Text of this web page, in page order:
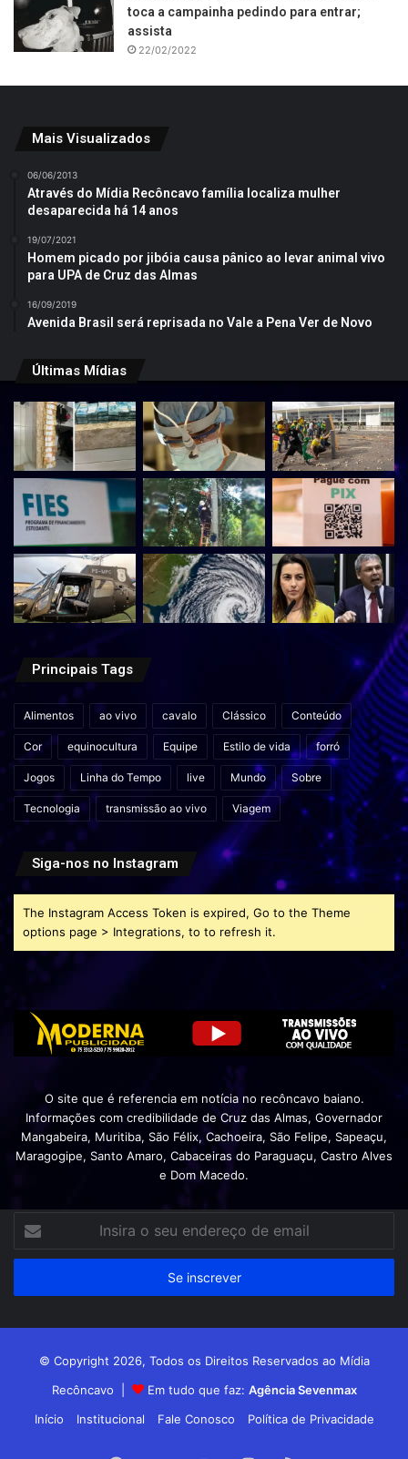
toca a campainha pedindo para entrar;
assista
22/02/2022
Mais Visualizados
06/06/2013
Através do Mídia Recôncavo família localiza mulher
desaparecida há 14 anos
19/07/2021
Homem picado por jibóia causa pânico ao levar animal vivo
para UPA de Cruz das Almas
16/09/2019
Avenida Brasil será reprisada no Vale a Pena Ver de Novo
Últimas Mídias
Principais Tags
Alimentos ao vivo cavalo Clássico Conteúdo
Cor equinocultura Equipe Estilo de vida forró
Jogos Linha do Tempo live Mundo Sobre
Tecnologia transmissão ao vivo Viagem
Siga-nos no Instagram
The Instagram Access Token is expired, Go to the Theme
options page > Integrations, to to refresh it.
O site que é referencia em notícia no recôncavo baiano.
Informações com credibilidade de Cruz das Almas, Governador
Mangabeira, Muritiba, São Félix, Cachoeira, São Felipe, Sapeaçu,
Maragogipe, Santo Amaro, Cabaceiras do Paraguaçu, Castro Alves
e Dom Macedo.
seu
de
© Copyright 2026, Todos os Direitos Reservados ao Mídia
Recôncavo |
Em tudo que faz: Agência Sevenmax
Início
Institucional Fale Conosco Política de Privacidade